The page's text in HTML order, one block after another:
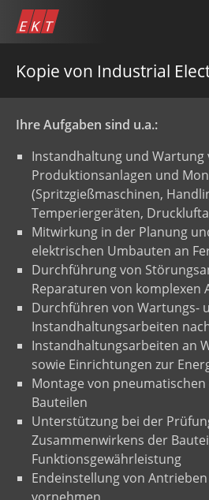
Skip
main
content
Kopie von Industrial
Ihre Aufgaben sind u.a.:
Instandhaltung und Wartung
Produktionsanlagen und
(Spritzgießmaschinen,
Temperiergeräten,
Mitwirkung in der Planung
elektrischen Umbauten an
Durchführung von
Reparaturen von komplexen
Durchführen von Wartungs-
Instandhaltungsarbeiten
Instandhaltungsarbeiten an
sowie Einrichtungen zur
Montage von
Bauteilen
Unterstützung bei der
Zusammenwirkens der
Funktionsgewährleistung
Endeinstellung von